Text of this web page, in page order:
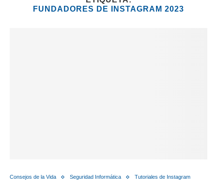
FUNDADORES DE INSTAGRAM 2023
Consejos de la Vida Seguridad Informática Tutoriales de Instagram